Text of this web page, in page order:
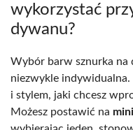
wykorzystać
dywanu?
Wybór barw sznurka na
niezwykle indywidualna.
i stylem, jaki chcesz
Możesz postawić na